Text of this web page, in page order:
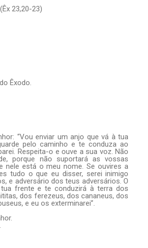
23,20-23)
Êxodo.
“Vou enviar um anjo que vá à tua
pelo caminho e te conduza ao
Respeita-o e ouve a sua voz. Não
porque não suportará as vossas
nele está o meu nome. Se ouvires a
tudo o que eu disser, serei inimigo
e adversário dos teus adversários. O
frente e te conduzirá à terra dos
dos ferezeus, dos cananeus, dos
e eu os exterminarei”.